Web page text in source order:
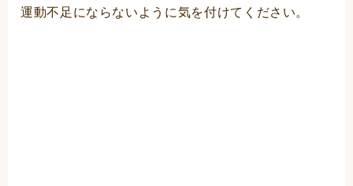
運動不足にならないように気を付けてください。